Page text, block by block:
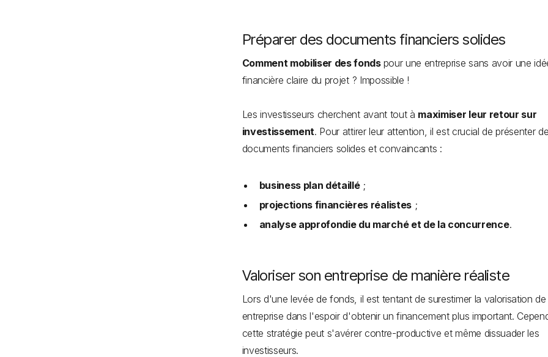
Préparer des documents financiers solides
Comment mobiliser des fonds pour une entreprise sans avoir une
financière claire du projet ? Impossible !
Les investisseurs cherchent avant tout à maximiser leur retour sur
investissement. Pour attirer leur attention, il est crucial de présenter
documents financiers solides et convaincants :
business plan détaillé;
projections financières réalistes;
analyse approfondie du marché et de la concurrence.
Valoriser son entreprise de manière réaliste
Lors d'une levée de fonds, il est tentant de surestimer la valorisation
entreprise dans l'espoir d'obtenir un financement plus important.
cette stratégie peut s'avérer contre-productive et même dissuader les
investisseurs.